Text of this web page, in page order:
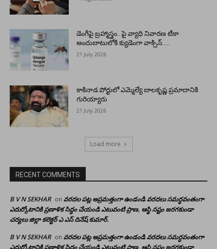
డెంగీపై బ్రహ్మాస్త్రం.. పై వ్యాధి నివారణ టీకా
అందుబాటులోకి క్యుడెంగా వాక్సిన్…..
21 July 2026
కాకినాడ పోర్టులో ఎమ్మెల్యే బాలకృష్ణ ప్రమాదానికి
గురియ్యారు
21 July 2026
Load more
RECENT COMMENTS
B V N SEKHAR on వరదల పట్ల అప్రమత్తంగా ఉండండి వరదలు సమర్ధవంతంగా
ఎదుర్కోటానికి ప్రణాళిక సిద్ధం చేయండి ఎటువంటి ప్రాణ, ఆస్థి నష్టం జరగకుండా
చర్యలు జిల్లా కలెక్టర్ ఎ ఎస్ దినేష్ కుమార్.
B V N SEKHAR on వరదల పట్ల అప్రమత్తంగా ఉండండి వరదలు సమర్ధవంతంగా
ఎదుర్కోటానికి ప్రణాళిక సిద్ధం చేయండి ఎటువంటి ప్రాణ, ఆస్థి నష్టం జరగకుండా